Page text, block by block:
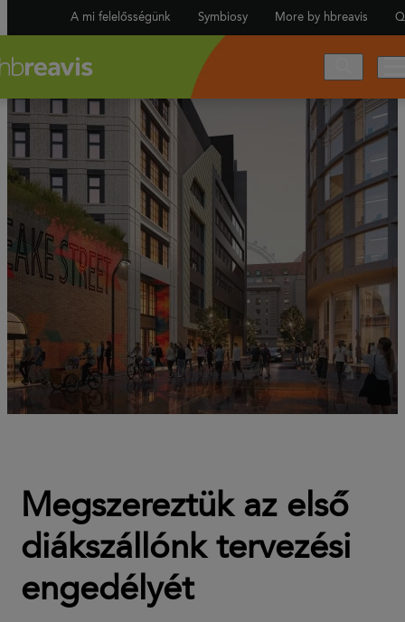
A mi felelősségünk Symbiosy More by hbreavis
Megszereztük az első
diákszállónk tervezési
engedélyét